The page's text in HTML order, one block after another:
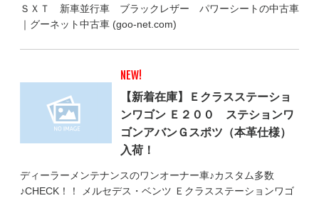
ＳＸＴ 新車並行車 ブラックレザー パワーシートの中古車
｜グーネット中古車 (goo-net.com)
NEW!
【新着在庫】Ｅクラスステーショ
ンワゴン Ｅ２００ ステションワ
ゴンアバンＧスポツ（本革仕様）
入荷！
ディーラーメンテナンスのワンオーナー車♪カスタム多数
♪CHECK！！ メルセデス・ベンツ Ｅクラスステーションワゴ